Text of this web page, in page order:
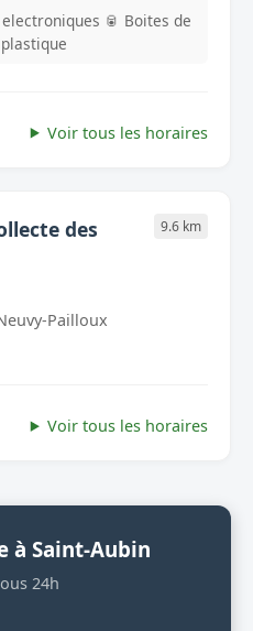
🥫 Boites de
Voir tous les horaires
des
9.6 km
Pailloux
Voir tous les horaires
à Saint-Aubin
24h